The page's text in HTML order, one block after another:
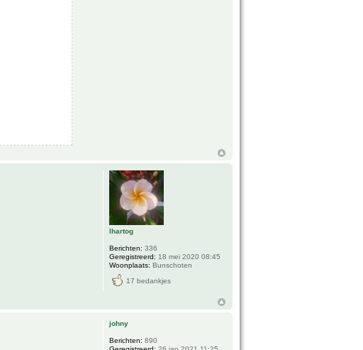
lhartog
Berichten: 336
Geregistreerd: 18 mei 2020 08:45
Woonplaats: Bunschoten
17 bedankjes
johny
Berichten: 890